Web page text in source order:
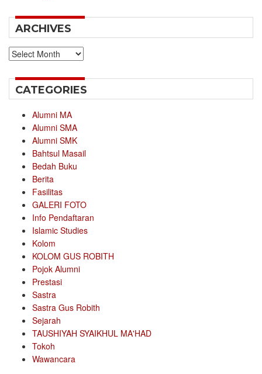
ARCHIVES
Archives
CATEGORIES
Alumni MA
Alumni SMA
Alumni SMK
Bahtsul Masail
Bedah Buku
Berita
Fasilitas
GALERI FOTO
Info Pendaftaran
Islamic Studies
Kolom
KOLOM GUS ROBITH
Pojok Alumni
Prestasi
Sastra
Sastra Gus Robith
Sejarah
TAUSHIYAH SYAIKHUL MA'HAD
Tokoh
Wawancara